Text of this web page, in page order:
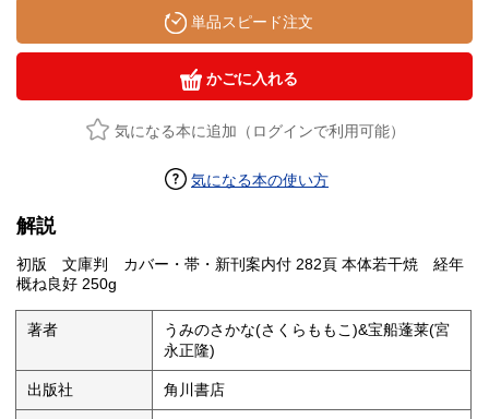
単品スピード注文
かごに入れる
気になる本に追加（ログインで利用可能）
気になる本の使い方
解説
初版 文庫判 カバー・帯・新刊案内付 282頁 本体若干焼 経年
概ね良好 250g
著者
うみのさかな(さくらももこ)&宝船蓬莱(宮
永正隆)
出版社 角川書店